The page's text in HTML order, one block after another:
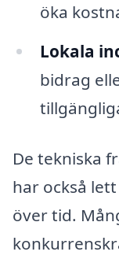
öka
Lokala
bidrag
De tekniska
har också
över tid.